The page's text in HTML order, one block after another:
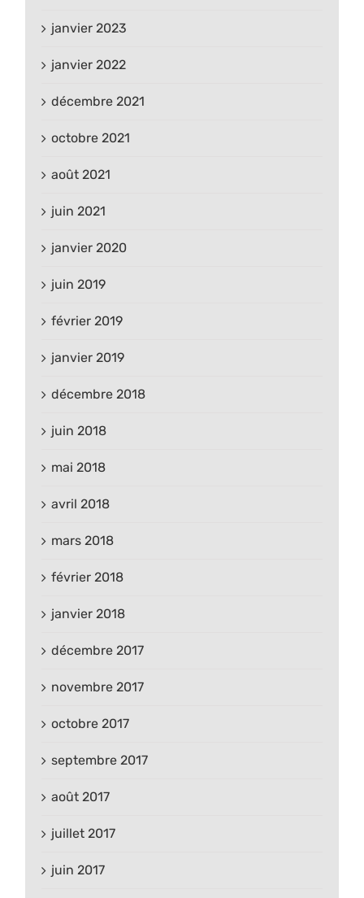
janvier 2023
janvier 2022
décembre 2021
octobre 2021
août 2021
juin 2021
janvier 2020
juin 2019
février 2019
janvier 2019
décembre 2018
juin 2018
mai 2018
avril 2018
mars 2018
février 2018
janvier 2018
décembre 2017
novembre 2017
octobre 2017
septembre 2017
août 2017
juillet 2017
juin 2017